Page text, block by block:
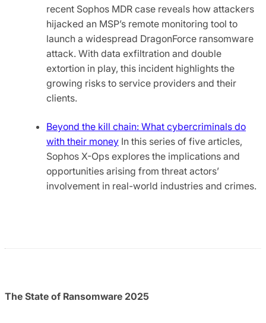
recent Sophos MDR case reveals how attackers
hijacked an MSP’s remote monitoring tool to
launch a widespread DragonForce ransomware
attack. With data exfiltration and double
extortion in play, this incident highlights the
growing risks to service providers and their
clients.
Beyond the kill chain: What cybercriminals do
with their money In this series of five articles,
Sophos X-Ops explores the implications and
opportunities arising from threat actors’
involvement in real-world industries and crimes.
The State of Ransomware 2025